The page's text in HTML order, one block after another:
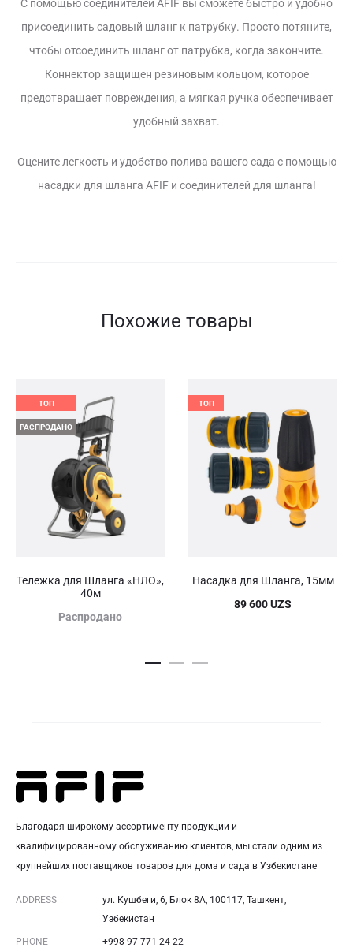
С помощью соединителей AFIF вы сможете быстро и удобно
присоединить садовый шланг к патрубку. Просто потяните,
чтобы отсоединить шланг от патрубка, когда закончите.
Коннектор защищен резиновым кольцом, которое
предотвращает повреждения, а мягкая ручка обеспечивает
удобный захват.
Оцените легкость и удобство полива вашего сада с помощью
насадки для шланга AFIF и соединителей для шланга!
Похожие товары
ТОП
РАСПРОДАНО
Тележка для Шланга «НЛО»,
40м
Распродано
ТОП
Насадка для Шланга, 15мм
89 600UZS
Благодаря широкому ассортименту продукции и
квалифицированному обслуживанию клиентов, мы стали одним из
крупнейших поставщиков товаров для дома и сада в Узбекистане
ADDRESS
ул. Кушбеги, 6, Блок 8A, 100117, Ташкент,
Узбекистан
PHONE +998 97 771 24 22